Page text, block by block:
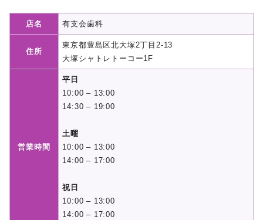
店名 有支会歯科
住所
東京都豊島区北大塚2丁目2-13
大塚シャトレトーコー1F
営業時間
平日
10:00 – 13:00
14:30 – 19:00
土曜
10:00 – 13:00
14:00 – 17:00
祝日
10:00 – 13:00
14:00 – 17:00